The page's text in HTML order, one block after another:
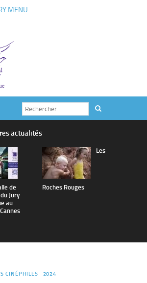
MENU
actualités
de
Jury
au
Les
Roches Rouges
CINÉPHILES 2024